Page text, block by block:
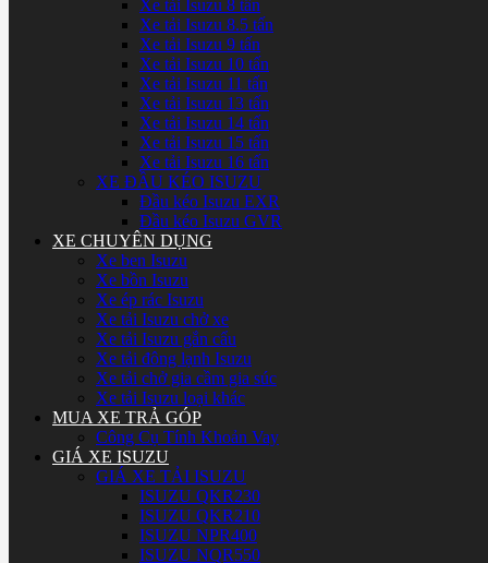
Xe tải Isuzu 8 tấn
Xe tải Isuzu 8.5 tấn
Xe tải Isuzu 9 tấn
Xe tải Isuzu 10 tấn
Xe tải Isuzu 11 tấn
Xe tải Isuzu 13 tấn
Xe tải Isuzu 14 tấn
Xe tải Isuzu 15 tấn
Xe tải Isuzu 16 tấn
XE ĐẦU KÉO ISUZU
Đầu kéo Isuzu EXR
Đầu kéo Isuzu GVR
XE CHUYÊN DỤNG
Xe ben Isuzu
Xe bồn Isuzu
Xe ép rác Isuzu
Xe tải Isuzu chở xe
Xe tải Isuzu gắn cẩu
Xe tải đông lạnh Isuzu
Xe tải chở gia cầm gia súc
Xe tải Isuzu loại khác
MUA XE TRẢ GÓP
Công Cụ Tính Khoản Vay
GIÁ XE ISUZU
GIÁ XE TẢI ISUZU
ISUZU QKR230
ISUZU QKR210
ISUZU NPR400
ISUZU NQR550